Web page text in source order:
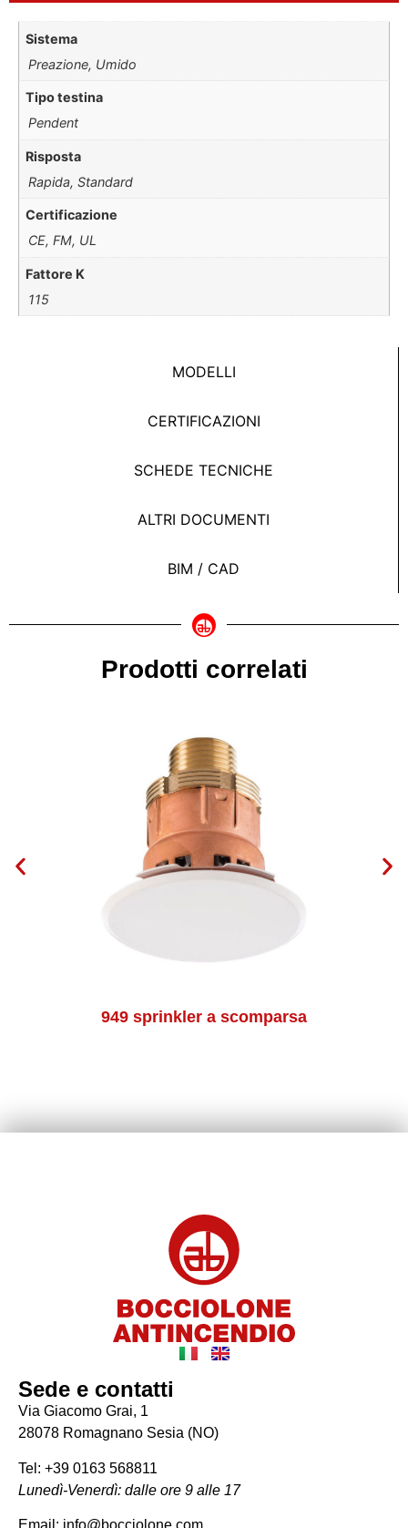
MODELLI
CERTIFICAZIONI
SCHEDE TECNICHE
ALTRI DOCUMENTI
BIM / CAD
Sistema
Preazione, Umido
Tipo testina
Pendent
Risposta
Rapida, Standard
Certificazione
CE, FM, UL
Fattore K
115
Prodotti correlati
949 sprinkler a scomparsa
Sede e contatti
Via Giacomo Grai, 1
28078 Romagnano Sesia (NO)
Tel: +39 0163 568811
Lunedì-Venerdì: dalle ore 9 alle 17